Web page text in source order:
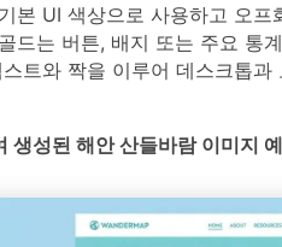
본 UI 색상으로 사용하고 오
드는 버튼, 배지 또는 주요 통
트와 짝을 이루어 데스크톱
생성된 해안 산들바람 이미지